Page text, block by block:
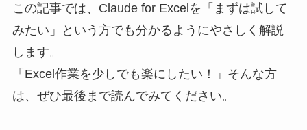
この記事では、Claude for Excelを「まずは試して
みたい」という方でも分かるようにやさしく解説
します。
「Excel作業を少しでも楽にしたい！」そんな方
は、ぜひ最後まで読んでみてください。